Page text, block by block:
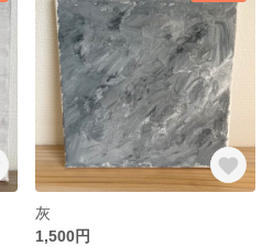
灰
1,500円